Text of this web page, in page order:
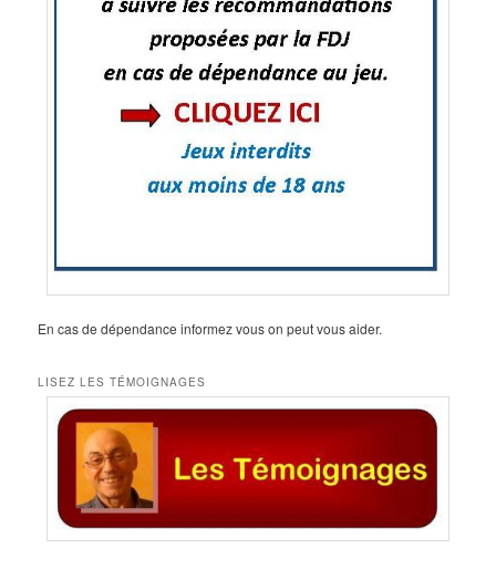
En cas de dépendance informez vous on peut vous aider.
LISEZ LES TÉMOIGNAGES